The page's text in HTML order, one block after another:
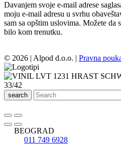
Davanjem svoje e-mail adrese
moju e-mail adresu u svrhu
sam sa opštim uslovima. Možete da
bilo kom trenutku.
© 2026 | Alpod d.o.o. | Pravna
search
BEOGRAD
011 749 6928